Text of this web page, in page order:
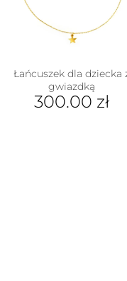
Łańcuszek dla dziecka
gwiazdką
300.00 zł